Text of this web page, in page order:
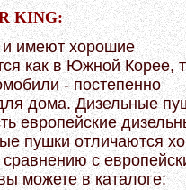
KING:
имеют хорошие
как в Южной Корее,
- постепенно
дома. Дизельные
европейские
пушки отличаются
с
можете в каталоге: